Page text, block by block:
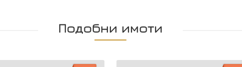
Подобни имоти